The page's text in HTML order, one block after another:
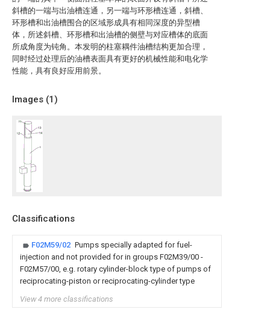
斜槽的一端与出油槽连通，另一端与环形槽连通，斜槽、
环形槽和出油槽围合的区域形成具有相同深度的异型槽
体，所述斜槽、环形槽和出油槽的侧壁与对应槽体的底面
所成角度为钝角。本发明的柱塞耦件油槽结构更加合理，
同时经过处理后的油槽表面具有更好的机械性能和电化学
性能，具有良好应用前景。
Images (1)
Classifications
F02M59/02 Pumps specially adapted for fuel-
injection and not provided for in groups F02M39/00 -
F02M57/00, e.g. rotary cylinder-block type of pumps of
reciprocating-piston or reciprocating-cylinder type
View 4 more classifications